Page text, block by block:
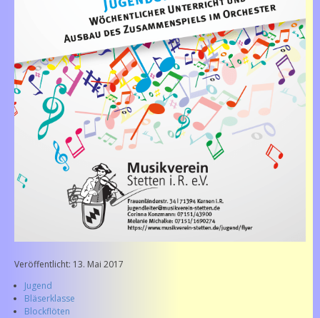
Veröffentlicht: 13. Mai 2017
Jugend
Bläserklasse
Blockflöten